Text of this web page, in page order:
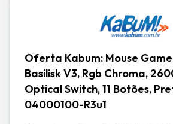
Oferta Kabum: Mouse
Basilisk V3, Rgb Chroma,
Optical Switch, 11 Botões,
04000100-R3u1